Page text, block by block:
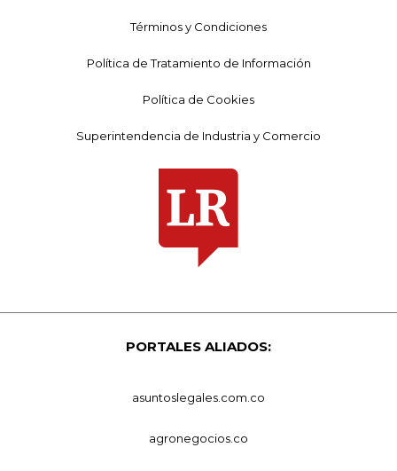
Términos y Condiciones
Política de Tratamiento de Información
Política de Cookies
Superintendencia de Industria y Comercio
PORTALES ALIADOS:
asuntoslegales.com.co
agronegocios.co